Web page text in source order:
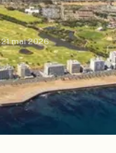
21 mai 2026